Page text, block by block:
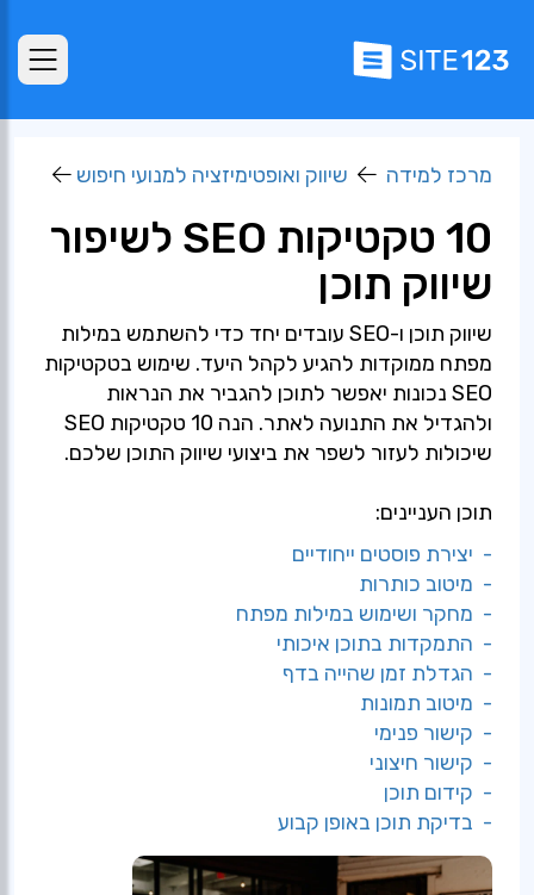
מרכז למידה שיווק ואופטימיזציה למנועי חיפוש
10 טקטיקות SEO לשיפור
שיווק תוכן
שיווק תוכן ו-SEO עובדים יחד כדי להשתמש במילות
מפתח ממוקדות להגיע לקהל היעד. שימוש בטקטיקות
SEO נכונות יאפשר לתוכן להגביר את הנראות
ולהגדיל את התנועה לאתר. הנה 10 טקטיקות SEO
שיכולות לעזור לשפר את ביצועי שיווק התוכן שלכם.
תוכן העניינים:
- יצירת פוסטים ייחודיים
- מיטוב כותרות
- מחקר ושימוש במילות מפתח
- התמקדות בתוכן איכותי
- הגדלת זמן שהייה בדף
- מיטוב תמונות
- קישור פנימי
- קישור חיצוני
- קידום תוכן
- בדיקת תוכן באופן קבוע